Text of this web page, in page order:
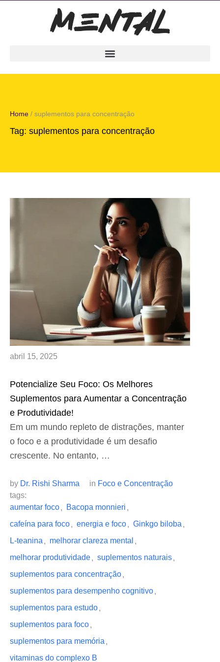
Home / suplementos para concentração
Tag: suplementos para concentração
abril 15, 2025
Potencialize Seu Foco: Os Melhores
Suplementos para Aumentar a Concentração
e Produtividade!
Em um mundo repleto de distrações, manter
o foco e a produtividade é um desafio
crescente. No entanto, …
by Dr. Rishi Sharma in Foco e Concentração
tags:
aumentar foco, Bacopa monnieri ,
cafeína para foco, energia e foco, Ginkgo biloba ,
L-teanina , melhorar clareza mental ,
melhorar produtividade, suplementos naturais,
suplementos para concentração,
suplementos para desempenho cognitivo,
suplementos para estudo,
suplementos para foco,
suplementos para memória ,
vitaminas do complexo B